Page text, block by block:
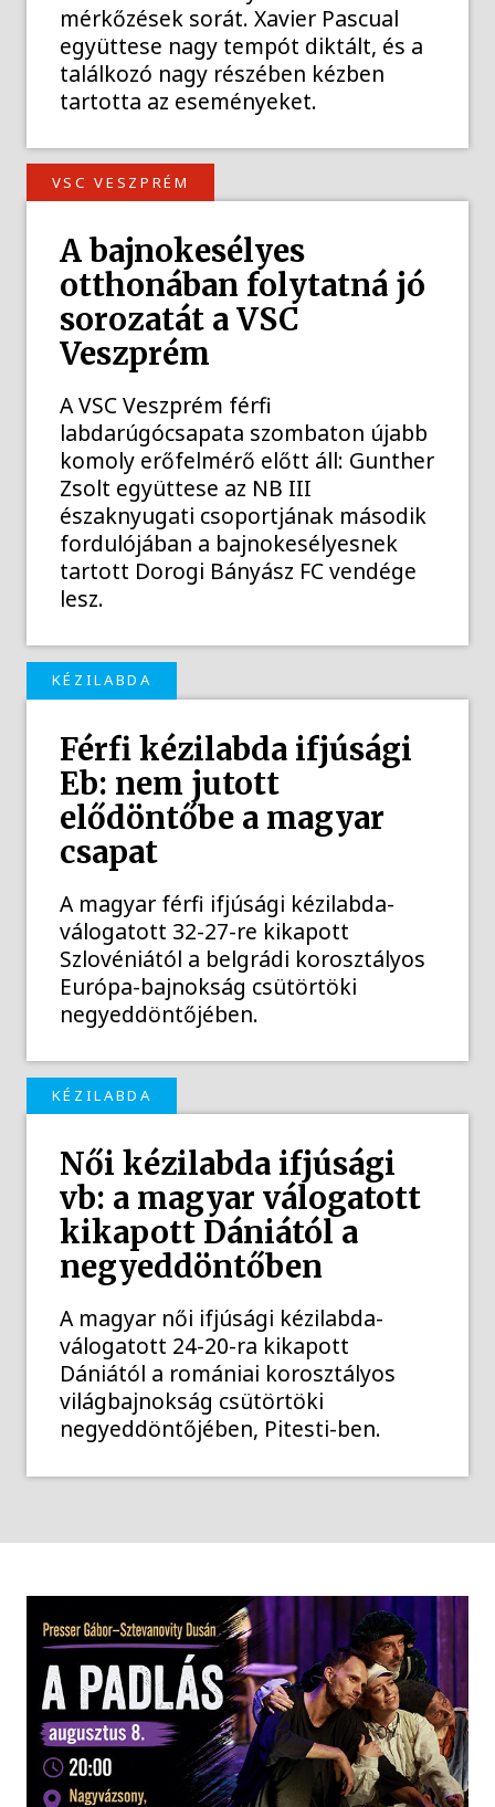
mérkőzések sorát. Xavier Pascual
együttese nagy tempót diktált, és a
találkozó nagy részében kézben
tartotta az eseményeket.
VSC VESZPRÉM
A bajnokesélyes
otthonában folytatná jó
sorozatát a VSC
Veszprém
A VSC Veszprém férfi
labdarúgócsapata szombaton újabb
komoly erőfelmérő előtt áll: Gunther
Zsolt együttese az NB III
északnyugati csoportjának második
fordulójában a bajnokesélyesnek
tartott Dorogi Bányász FC vendége
lesz.
KÉZILABDA
Férfi kézilabda ifjúsági
Eb: nem jutott
elődöntőbe a magyar
csapat
A magyar férfi ifjúsági kézilabda-
válogatott 32-27-re kikapott
Szlovéniától a belgrádi korosztályos
Európa-bajnokság csütörtöki
negyeddöntőjében.
KÉZILABDA
Női kézilabda ifjúsági
vb: a magyar válogatott
kikapott Dániától a
negyeddöntőben
A magyar női ifjúsági kézilabda-
válogatott 24-20-ra kikapott
Dániától a romániai korosztályos
világbajnokság csütörtöki
negyeddöntőjében, Pitesti-ben.